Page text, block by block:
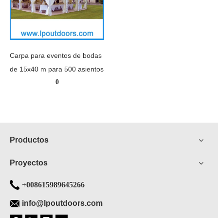
Carpa para eventos de bodas
de 15x40 m para 500 asientos
0
Productos
Proyectos
+008615989645266
info@lpoutdoors.com